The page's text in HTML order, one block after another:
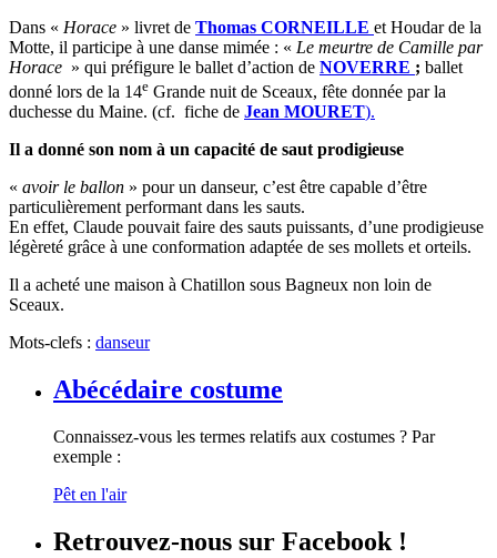
Dans « Horace » livret de Thomas CORNEILLE et Houdar de la
Motte, il participe à une danse mimée : « Le meurtre de Camille par
Horace » qui préfigure le ballet d’action de NOVERRE ; ballet
donné lors de la 14e Grande nuit de Sceaux, fête donnée par la
duchesse du Maine. (cf. fiche de Jean MOURET).
Il a donné son nom à un capacité de saut prodigieuse
« avoir le ballon » pour un danseur, c’est être capable d’être
particulièrement performant dans les sauts.
En effet, Claude pouvait faire des sauts puissants, d’une prodigieuse
légèreté grâce à une conformation adaptée de ses mollets et orteils.
Il a acheté une maison à Chatillon sous Bagneux non loin de
Sceaux.
Mots-clefs : danseur
Abécédaire costume
Connaissez-vous les termes relatifs aux costumes ? Par
exemple :
Pêt en l'air
Retrouvez-nous sur Facebook !